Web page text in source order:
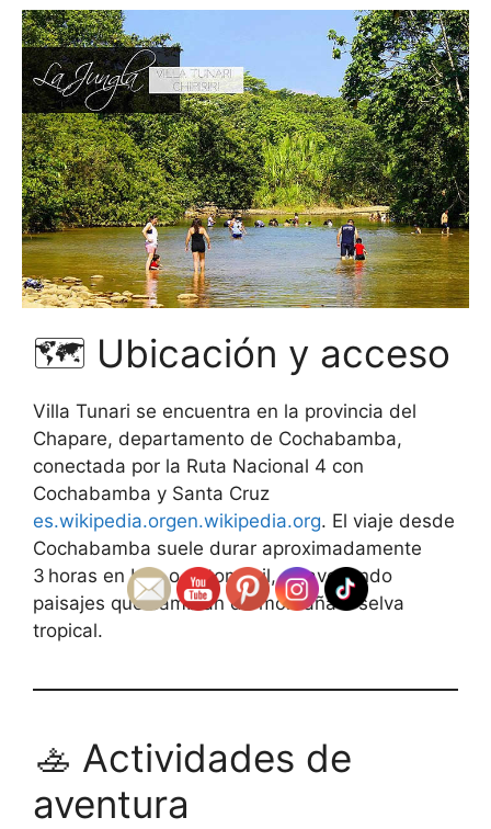
🗺️ Ubicación y acceso
Villa Tunari se encuentra en la provincia del
Chapare, departamento de Cochabamba,
conectada por la Ruta Nacional 4 con
Cochabamba y Santa Cruz
es.wikipedia.orgen.wikipedia.org. El viaje desde
Cochabamba suele durar aproximadamente
3 horas en bus o automóvil, atravesando
paisajes que cambian de montaña a selva
tropical.
🚣 Actividades de
aventura